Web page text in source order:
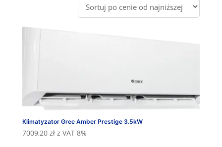
ceny:
od
Klimatyzator Gree Amber Prestige 3.5kW
7009,20 zł z VAT 8%